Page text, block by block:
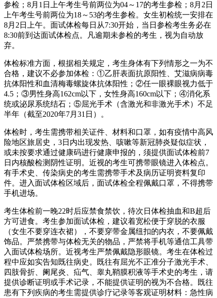
参检；8月1日上午考生号前两位为04～17的考生参检；8月2日
上午考生号前两位为18～53的考生参检。女生初检统一安排在
8月2日上午。面试体检每日从7:30开始，当日参检考生务必在
8:30前到达面试体检点。凡逾期未参检的考生，视为自动放
弃。
体检标准方面，根据相关规定，考生身体有下列情形之一为不
合格，建议不必参加体检：①乙肝表面抗原阳性、艾滋病病毒
抗体阳性和血清梅毒螺旋体抗体阳性；②任一眼裸眼视力低于
4.5；③男性身高162cm以下，女性身高160cm以下；④消化系
统或泌尿系统结石；⑤屈光手术（含激光和非激光手术）不足
半年（截至2020年7月31日）。
体检时，考生需携带相关证件、材料和口罩，如有疫情中高风
险地区旅居史，3日内出现发热、咳嗽等新冠肺炎疑似症状，
或未按要求通过健康码进行健康申报的，须提供面试体检前7
日内核酸检测阴性证明。近视的考生可携带眼镜进入体检点。
有手术史、传染病史的考生需携带手术及病历证明资料复印
件。进入面试体检区域后，面试体检全程佩戴口罩，不得携带
手机进场。
考生体检前一晚22时后应禁食禁饮，待次日体检抽血和B超后
方可进食。考生参加面试体检，建议着宽松便于穿脱的衣服
（女生不要穿连衣裙），不要穿带金属纽扣的内衣，不要佩戴
饰品。严禁携带与体检无关的物品，严禁将手机等通信工具带
入面试体检场所。近视考生严禁佩戴隐形眼镜。考生在体检过
程中应如实告知既往病史。既往有屈光不正准分子激光手术、
四肢骨折、阑尾炎、疝气、睾丸鞘膜积液等手术史的考生，请
提供诊断证明或手术记录，不能提供证明的视为不合格。既往
患有下列疾病的考生需提供诊疗记录等客观证明材料：急性病